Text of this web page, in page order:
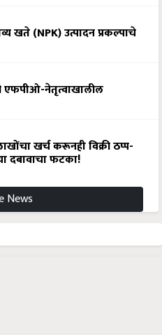
खते (NPK) उत्पादन प्रकल्पाचे
एफपीओ-नेतृत्वाखालील
खर्च करूनही विक्री ठप्प-
दबावाचा फटका!
News